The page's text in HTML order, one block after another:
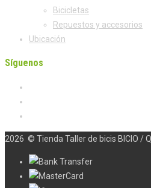
Bicicletas
Repuestos y accesorios
Ubicación
Síguenos
2026 © Tienda Taller de bicis BICIO /